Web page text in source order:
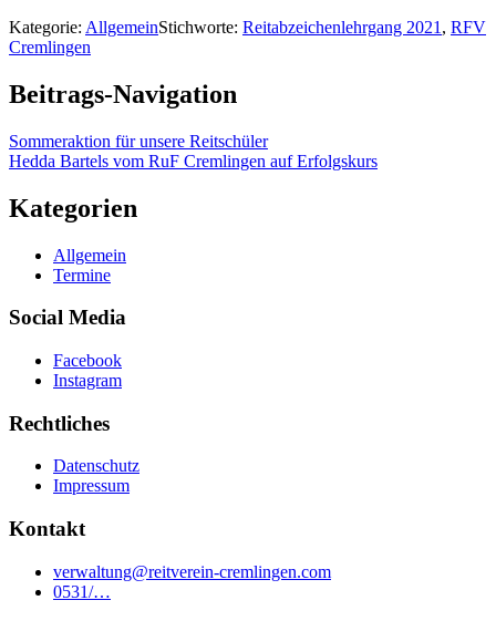
Kategorie: AllgemeinStichworte: Reitabzeichenlehrgang 2021 , RFV
Cremlingen
Beitrags-Navigation
Sommeraktion für unsere Reitschüler
Hedda Bartels vom RuF Cremlingen auf Erfolgskurs
Kategorien
Allgemein
Termine
Social Media
Facebook
Instagram
Rechtliches
Datenschutz
Impressum
Kontakt
verwaltung@reitverein-cremlingen.com
0531/…